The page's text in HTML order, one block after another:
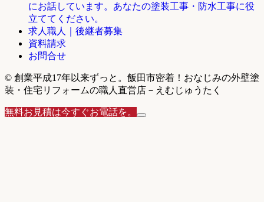
にお話しています。あなたの塗装工事・防水工事に役
立ててください。
求人職人｜後継者募集
資料請求
お問合せ
© 創業平成17年以来ずっと。飯田市密着！おなじみの外壁塗
装・住宅リフォームの職人直営店－えむじゅうたく
無料お見積は今すぐお電話を。